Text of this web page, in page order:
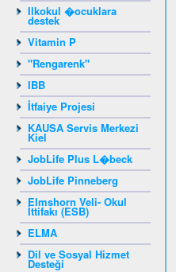
Ilkokul �ocuklara
destek
Vitamin P
"Rengarenk"
IBB
İtfaiye Projesi
KAUSA Servis Merkezi
Kiel
JobLife Plus L�beck
JobLife Pinneberg
Elmshorn Veli- Okul
İttifakı (ESB)
ELMA
Dil ve Sosyal Hizmet
Desteği